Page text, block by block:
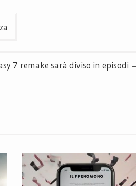
7 remake sarà diviso in episodi